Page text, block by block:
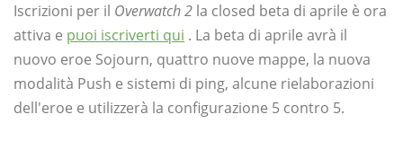
Iscrizioni per il Overwatch 2 la closed beta di aprile è ora
attiva e puoi iscriverti qui . La beta di aprile avrà il
nuovo eroe Sojourn, quattro nuove mappe, la nuova
modalità Push e sistemi di ping, alcune rielaborazioni
dell'eroe e utilizzerà la configurazione 5 contro 5.